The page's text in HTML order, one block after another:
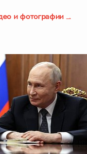
и фотографии